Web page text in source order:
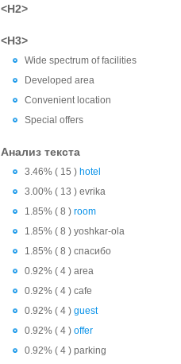
<H2>
<H3>
Wide spectrum of facilities
Developed area
Convenient location
Special offers
Анализ текста
3.46% ( 15 ) hotel
3.00% ( 13 ) evrika
1.85% ( 8 ) room
1.85% ( 8 ) yoshkar-ola
1.85% ( 8 ) спасибо
0.92% ( 4 ) area
0.92% ( 4 ) cafe
0.92% ( 4 ) guest
0.92% ( 4 ) offer
0.92% ( 4 ) parking